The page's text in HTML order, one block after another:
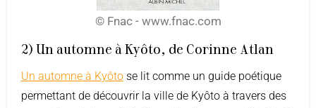
© Fnac - www.fnac.com
2) Un automne à Kyôto, de Corinne Atlan
Un automne à Kyôtose lit comme un guide poétique
permettant de découvrir la ville de Kyôto à travers des